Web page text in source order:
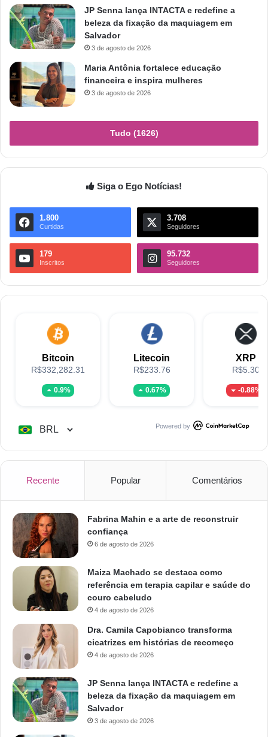
JP Senna lança INTACTA e redefine a
beleza da fixação da maquiagem em
Salvador
3 de agosto de 2026
Maria Antônia fortalece educação
financeira e inspira mulheres
3 de agosto de 2026
Tudo (1626)
Siga o Ego Notícias!
1.800
Curtidas
3.708
Seguidores
179
Inscritos
95.732
Seguidores
Bitcoin
R$332,282.31
0.9%
Litecoin
R$233.76
0.67%
XRP
R$5.30
-0.88%
Powered by
Recente Popular Comentários
Fabrina Mahin e a arte de reconstruir
confiança
6 de agosto de 2026
Maiza Machado se destaca como
referência em terapia capilar e saúde do
couro cabeludo
4 de agosto de 2026
Dra. Camila Capobianco transforma
cicatrizes em histórias de recomeço
4 de agosto de 2026
JP Senna lança INTACTA e redefine a
beleza da fixação da maquiagem em
Salvador
3 de agosto de 2026